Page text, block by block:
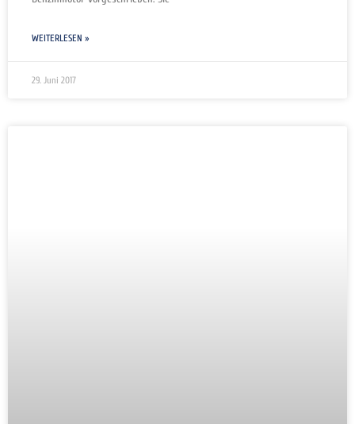
WEITERLESEN »
29. Juni 2017